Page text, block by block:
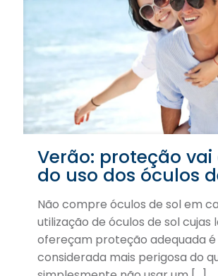
Verão: proteção
do uso dos óculos
Não compre óculos de sol em
utilização de óculos de sol cujas
ofereçam proteção adequada é
considerada mais perigosa do